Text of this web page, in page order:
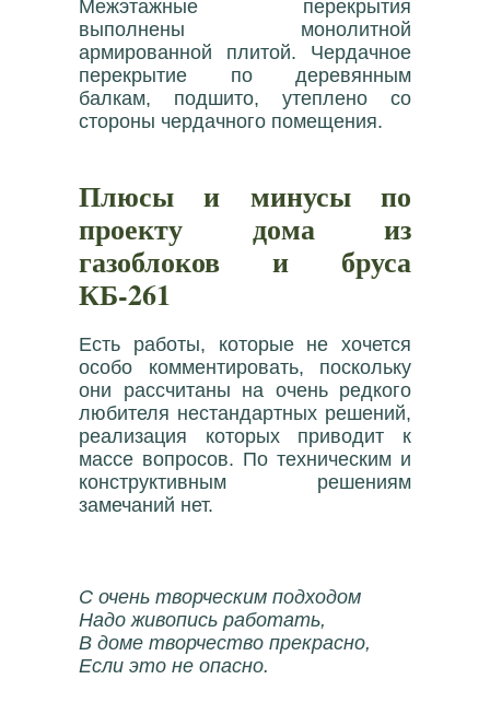
Межэтажные перекрытия
выполнены монолитной
армированной плитой. Чердачное
перекрытие по деревянным
балкам, подшито, утеплено со
стороны чердачного помещения.
Плюсы и минусы по
проекту дома из
газоблоков и бруса
КБ-261
Есть работы, которые не хочется
особо комментировать, поскольку
они рассчитаны на очень редкого
любителя нестандартных решений,
реализация которых приводит к
массе вопросов. По техническим и
конструктивным решениям
замечаний нет.
С очень творческим подходом
Надо живопись работать,
В доме творчество прекрасно,
Если это не опасно.